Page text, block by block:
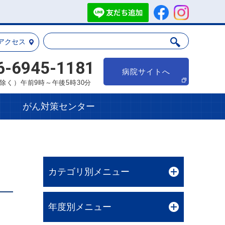
クセス
6945-1181
く）午前9時～午後5時30分
病院サイトへ
がん対策センター
カテゴリ別メニュー
年度別メニュー